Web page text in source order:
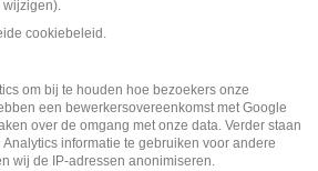
cookiebeleid .
om bij te houden hoe bezoekers onze
een bewerkersovereenkomst met Google
over de omgang met onze data. Verder staan
informatie te gebruiken voor andere
wij de IP-adressen anonimiseren.